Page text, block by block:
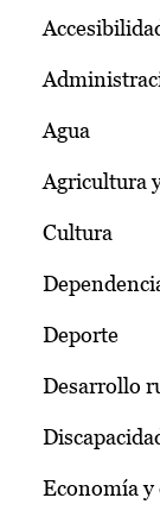
Agua
Agricultura
Cultura
Deporte
Desarrollo
Economía y